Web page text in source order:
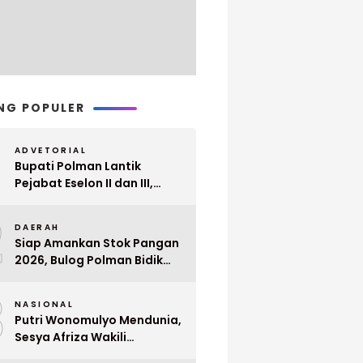
POPULER
ADVETORIAL
Bupati Polman Lantik
Pejabat Eselon II dan III,
DAERAH
Siap Amankan Stok Pangan
2026, Bulog Polman Bidik
NASIONAL
Putri Wonomulyo Mendunia,
Sesya Afriza Wakili